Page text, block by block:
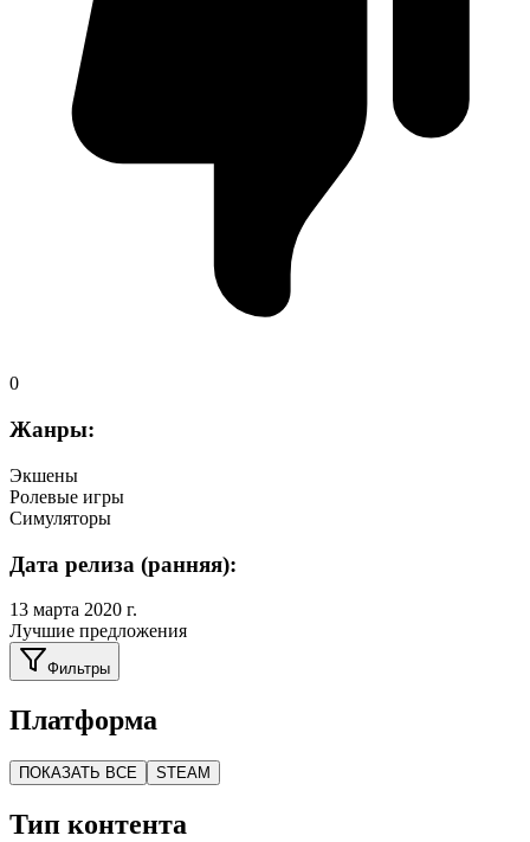
0
Жанры:
Экшены
Ролевые игры
Симуляторы
Дата релиза (ранняя):
13 марта 2020 г.
Лучшие предложения
Фильтры
Платформа
ПОКАЗАТЬ ВСЕ STEAM
Тип контента